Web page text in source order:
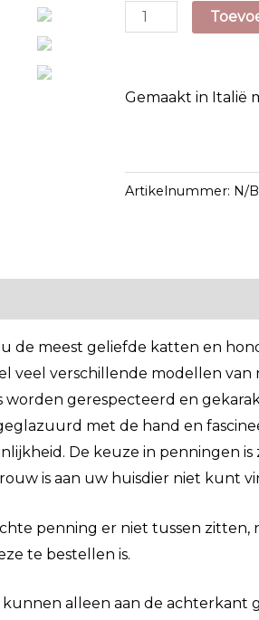
Friends
Gemaakt in Italië
Artikelnummer: N/B
de meest geliefde katten en
veel verschillende modellen van
worden gerespecteerd en
met de hand en
De keuze in penningen
is aan uw huisdier niet kunt
penning er niet tussen zitten,
te bestellen is.
alleen aan de achterkant